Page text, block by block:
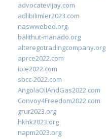
advocatevijay.com
adlibilimler2023.com
naswwebed.org
balithut-manado.org
alteregotradingcompany.org
aprce2022.com
ibie2022.com
sbcc-2022.com
AngolaOilAndGas2022.com
Convoy4Freedom2022.com
grur2023.org
hkhk2023.org
napm2023.org